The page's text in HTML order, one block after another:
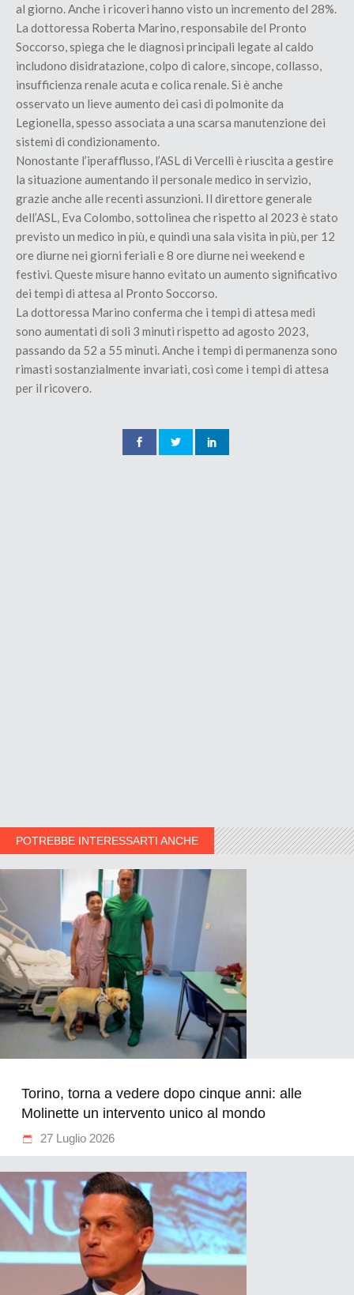
al giorno. Anche i ricoveri hanno visto un incremento del 28%.
La dottoressa Roberta Marino, responsabile del Pronto
Soccorso, spiega che le diagnosi principali legate al caldo
includono disidratazione, colpo di calore, sincope, collasso,
insufficienza renale acuta e colica renale. Si è anche
osservato un lieve aumento dei casi di polmonite da
Legionella, spesso associata a una scarsa manutenzione dei
sistemi di condizionamento.
Nonostante l’iperafflusso, l’ASL di Vercelli è riuscita a gestire
la situazione aumentando il personale medico in servizio,
grazie anche alle recenti assunzioni. Il direttore generale
dell’ASL, Eva Colombo, sottolinea che rispetto al 2023 è stato
previsto un medico in più, e quindi una sala visita in più, per 12
ore diurne nei giorni feriali e 8 ore diurne nei weekend e
festivi. Queste misure hanno evitato un aumento significativo
dei tempi di attesa al Pronto Soccorso.
La dottoressa Marino conferma che i tempi di attesa medi
sono aumentati di soli 3 minuti rispetto ad agosto 2023,
passando da 52 a 55 minuti. Anche i tempi di permanenza sono
rimasti sostanzialmente invariati, così come i tempi di attesa
per il ricovero.
POTREBBE INTERESSARTI ANCHE
Torino, torna a vedere dopo cinque anni: alle
Molinette un intervento unico al mondo
27 Luglio 2026